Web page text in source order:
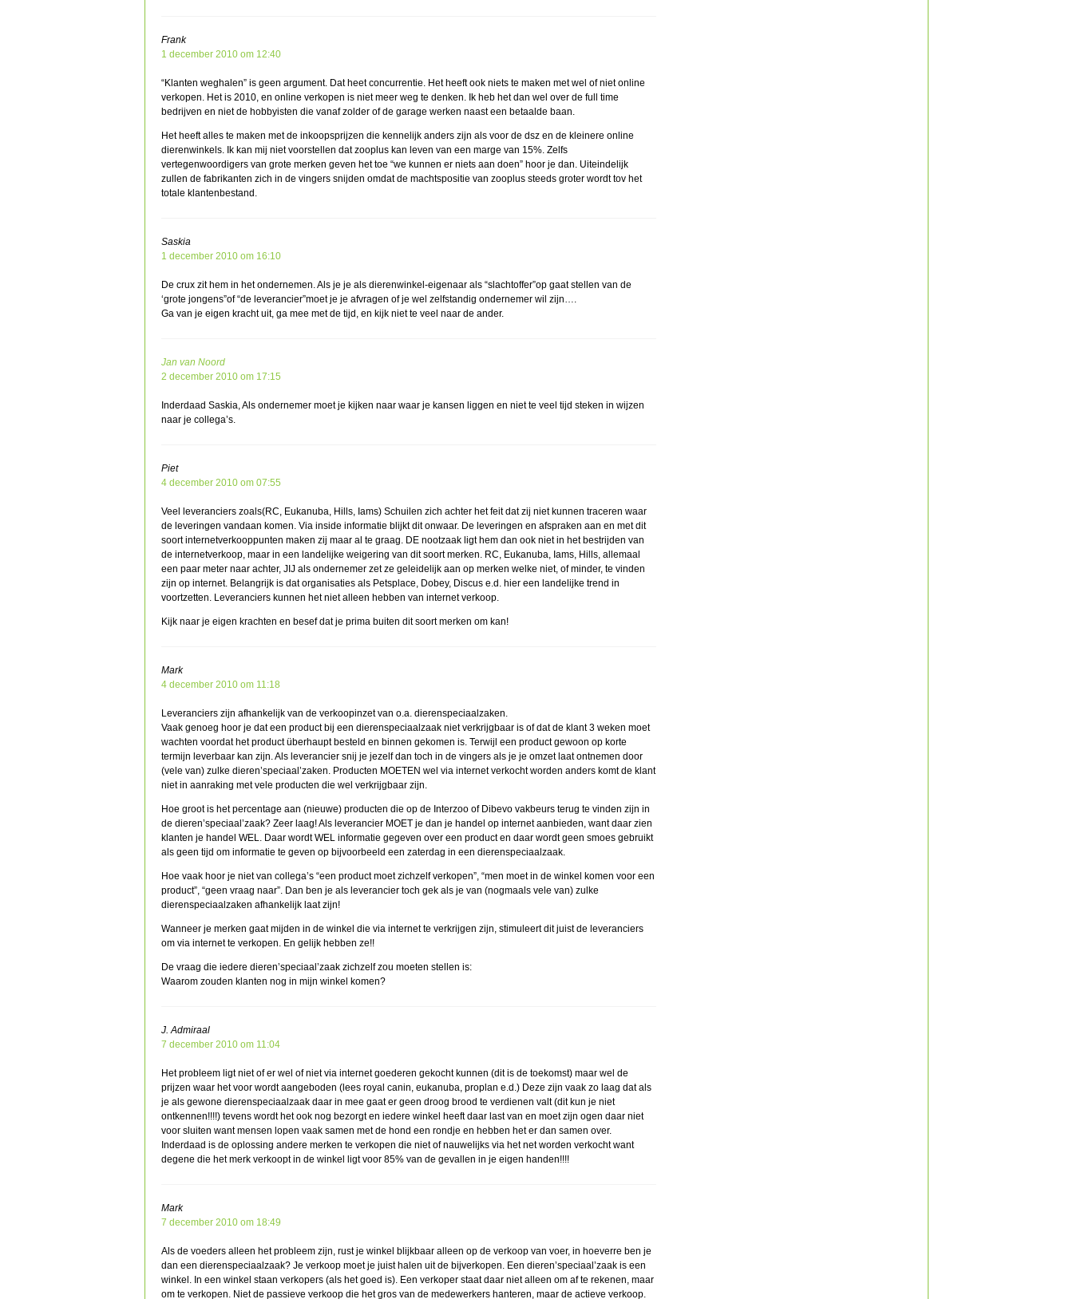
Frank
1 december 2010 om 12:40
“Klanten weghalen” is geen argument. Dat heet concurrentie. Het heeft ook niets te maken met wel of niet online
verkopen. Het is 2010, en online verkopen is niet meer weg te denken. Ik heb het dan wel over de full time
bedrijven en niet de hobbyisten die vanaf zolder of de garage werken naast een betaalde baan.
Het heeft alles te maken met de inkoopsprijzen die kennelijk anders zijn als voor de dsz en de kleinere online
dierenwinkels. Ik kan mij niet voorstellen dat zooplus kan leven van een marge van 15%. Zelfs
vertegenwoordigers van grote merken geven het toe “we kunnen er niets aan doen” hoor je dan. Uiteindelijk
zullen de fabrikanten zich in de vingers snijden omdat de machtspositie van zooplus steeds groter wordt tov het
totale klantenbestand.
Saskia
1 december 2010 om 16:10
De crux zit hem in het ondernemen. Als je je als dierenwinkel-eigenaar als “slachtoffer”op gaat stellen van de
‘grote jongens”of “de leverancier”moet je je afvragen of je wel zelfstandig ondernemer wil zijn….
Ga van je eigen kracht uit, ga mee met de tijd, en kijk niet te veel naar de ander.
Jan van Noord
2 december 2010 om 17:15
Inderdaad Saskia, Als ondernemer moet je kijken naar waar je kansen liggen en niet te veel tijd steken in wijzen
naar je collega’s.
Piet
4 december 2010 om 07:55
Veel leveranciers zoals(RC, Eukanuba, Hills, Iams) Schuilen zich achter het feit dat zij niet kunnen traceren waar
de leveringen vandaan komen. Via inside informatie blijkt dit onwaar. De leveringen en afspraken aan en met dit
soort internetverkooppunten maken zij maar al te graag. DE nootzaak ligt hem dan ook niet in het bestrijden van
de internetverkoop, maar in een landelijke weigering van dit soort merken. RC, Eukanuba, Iams, Hills, allemaal
een paar meter naar achter, JIJ als ondernemer zet ze geleidelijk aan op merken welke niet, of minder, te vinden
zijn op internet. Belangrijk is dat organisaties als Petsplace, Dobey, Discus e.d. hier een landelijke trend in
voortzetten. Leveranciers kunnen het niet alleen hebben van internet verkoop.
Kijk naar je eigen krachten en besef dat je prima buiten dit soort merken om kan!
Mark
4 december 2010 om 11:18
Leveranciers zijn afhankelijk van de verkoopinzet van o.a. dierenspeciaalzaken.
Vaak genoeg hoor je dat een product bij een dierenspeciaalzaak niet verkrijgbaar is of dat de klant 3 weken moet
wachten voordat het product überhaupt besteld en binnen gekomen is. Terwijl een product gewoon op korte
termijn leverbaar kan zijn. Als leverancier snij je jezelf dan toch in de vingers als je je omzet laat ontnemen door
(vele van) zulke dieren’speciaal’zaken. Producten MOETEN wel via internet verkocht worden anders komt de klant
niet in aanraking met vele producten die wel verkrijgbaar zijn.
Hoe groot is het percentage aan (nieuwe) producten die op de Interzoo of Dibevo vakbeurs terug te vinden zijn in
de dieren’speciaal’zaak? Zeer laag! Als leverancier MOET je dan je handel op internet aanbieden, want daar zien
klanten je handel WEL. Daar wordt WEL informatie gegeven over een product en daar wordt geen smoes gebruikt
als geen tijd om informatie te geven op bijvoorbeeld een zaterdag in een dierenspeciaalzaak.
Hoe vaak hoor je niet van collega’s “een product moet zichzelf verkopen”, “men moet in de winkel komen voor een
product”, “geen vraag naar”. Dan ben je als leverancier toch gek als je van (nogmaals vele van) zulke
dierenspeciaalzaken afhankelijk laat zijn!
Wanneer je merken gaat mijden in de winkel die via internet te verkrijgen zijn, stimuleert dit juist de leveranciers
om via internet te verkopen. En gelijk hebben ze!!
De vraag die iedere dieren’speciaal’zaak zichzelf zou moeten stellen is:
Waarom zouden klanten nog in mijn winkel komen?
J. Admiraal
7 december 2010 om 11:04
Het probleem ligt niet of er wel of niet via internet goederen gekocht kunnen (dit is de toekomst) maar wel de
prijzen waar het voor wordt aangeboden (lees royal canin, eukanuba, proplan e.d.) Deze zijn vaak zo laag dat als
je als gewone dierenspeciaalzaak daar in mee gaat er geen droog brood te verdienen valt (dit kun je niet
ontkennen!!!!) tevens wordt het ook nog bezorgt en iedere winkel heeft daar last van en moet zijn ogen daar niet
voor sluiten want mensen lopen vaak samen met de hond een rondje en hebben het er dan samen over.
Inderdaad is de oplossing andere merken te verkopen die niet of nauwelijks via het net worden verkocht want
degene die het merk verkoopt in de winkel ligt voor 85% van de gevallen in je eigen handen!!!!
Mark
7 december 2010 om 18:49
Als de voeders alleen het probleem zijn, rust je winkel blijkbaar alleen op de verkoop van voer, in hoeverre ben je
dan een dierenspeciaalzaak? Je verkoop moet je juist halen uit de bijverkopen. Een dieren’speciaal’zaak is een
winkel. In een winkel staan verkopers (als het goed is). Een verkoper staat daar niet alleen om af te rekenen, maar
om te verkopen. Niet de passieve verkoop die het gros van de medewerkers hanteren, maar de actieve verkoop.